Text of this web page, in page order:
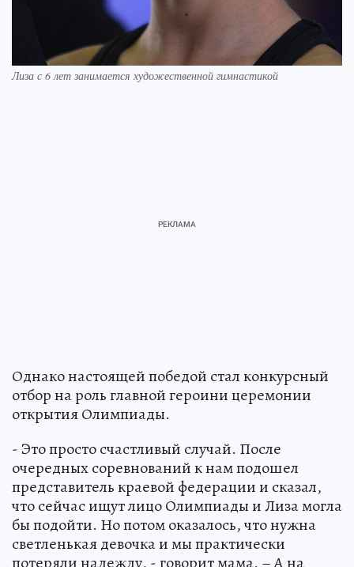
Лиза с 6 лет занимается художественной гимнастикой
Однако настоящей победой стал конкурсный
отбор на роль главной героини церемонии
открытия Олимпиады.
- Это просто счастливый случай. После
очередных соревнований к нам подошел
представитель краевой федерации и сказал,
что сейчас ищут лицо Олимпиады и Лиза могла
бы подойти. Но потом оказалось, что нужна
светленькая девочка и мы практически
потеряли надежду, - говорит мама. – А на